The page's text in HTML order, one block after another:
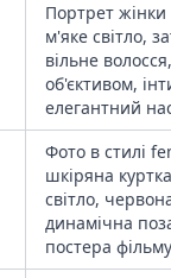
Портрет жінки
м'яке світло,
вільне
об'єктивом,
елегантний
Фото в стилі
шкіряна
світло,
динамічна
постера фільму